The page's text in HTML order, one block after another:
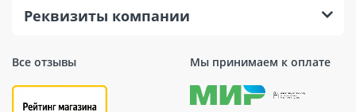
Все отзывы Мы принимаем к оплате
Реквизиты компании